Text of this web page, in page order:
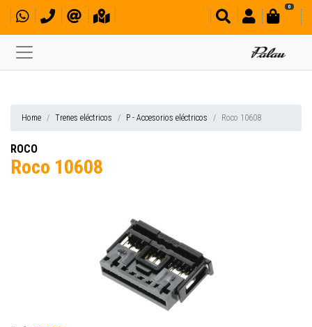
0
Home Trenes eléctricos P - Accesorios eléctricos Roco 10608
ROCO
Roco 10608